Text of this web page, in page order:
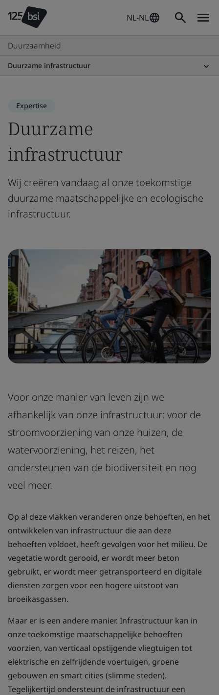
NL-NL
Duurzaamheid
Duurzame infrastructuur
Expertise
Duurzame
infrastructuur
Wij creëren vandaag al onze toekomstige
duurzame maatschappelijke en ecologische
infrastructuur.
Voor onze manier van leven zijn we
afhankelijk van onze infrastructuur: voor de
stroomvoorziening van onze huizen, de
watervoorziening, het reizen, het
ondersteunen van de biodiversiteit en nog
veel meer.
Op al deze vlakken veranderen onze behoeften, en het
ontwikkelen van infrastructuur die aan deze
behoeften voldoet, heeft gevolgen voor het milieu. De
vegetatie wordt gerooid, er wordt meer beton
gebruikt, er wordt meer getransporteerd en digitale
diensten zorgen voor een hogere uitstoot van
broeikasgassen.
Maar er is een andere manier. Infrastructuur kan in
onze toekomstige maatschappelijke behoeften
voorzien, van verticaal opstijgende vliegtuigen tot
elektrische en zelfrijdende voertuigen, groene
gebouwen en smart cities (slimme steden).
Tegelijkertijd ondersteunt de infrastructuur een